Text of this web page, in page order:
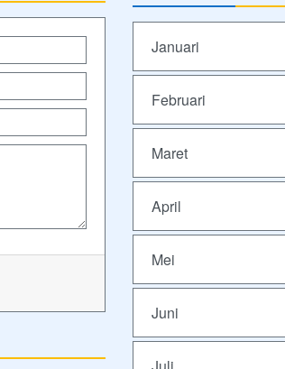
Januari
Februari
Maret
April
Mei
Juni